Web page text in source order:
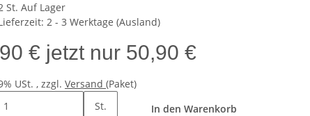
St. Auf Lager
2 - 3 Werktage (Ausland)
€ jetzt nur 50,90 €
USt. , zzgl. Versand (Paket)
St.
In den Warenkorb